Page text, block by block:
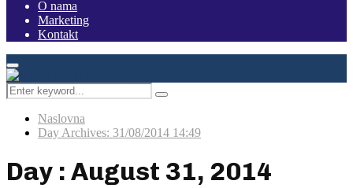
O nama
Marketing
Kontakt
Facebook
Instagram
Youtube
Primary
Menu
Search
for:
Pretraga
Naslovna
Day Archives: 31/08/2014 14:49
Day : August 31, 2014